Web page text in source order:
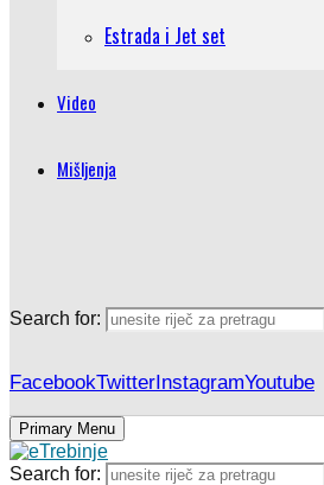
Estrada i Jet set
Video
Mišljenja
Search for:
FacebookTwitterInstagramYoutube
Primary Menu
Search for: